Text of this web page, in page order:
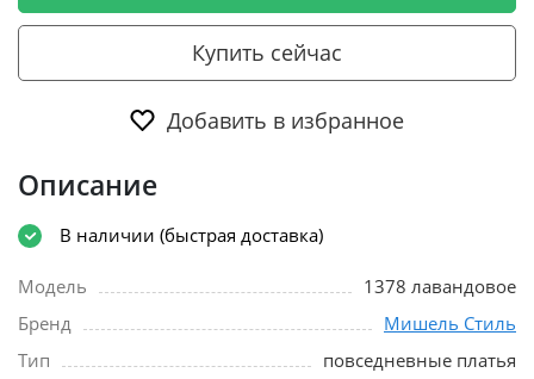
Купить сейчас
Добавить в избранное
Описание
В наличии (быстрая доставка)
Модель
1378 лавандовое
Бренд
Мишель Стиль
Тип
повседневные платья